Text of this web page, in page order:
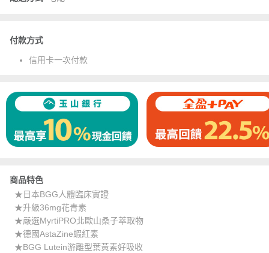
付款方式
信用卡一次付款
商品特色
★日本BGG人體臨床實證
★升級36mg花青素
★嚴選MyrtiPRO北歐山桑子萃取物
★德國AstaZine蝦紅素
★BGG Lutein游離型葉黃素好吸收